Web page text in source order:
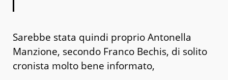
Sarebbe stata quindi proprio Antonella
Manzione, secondo Franco Bechis, di solito
cronista molto bene informato,